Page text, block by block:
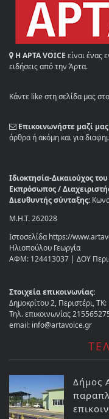
Η ΑΡΤΑ VOICE είναι ένας
ειδήσεις από την Άρτα.
Κάντε like στη σελίδα μας στο
Επικοινωνήστε μαζί μας
άρθρα ή ακόμη και για
Ιδιοκτησία-Δικαιούχος
Εκπρόσωπος /
Διευθυντής σύνταξης:
Μ.Η.Τ. 262028
Ιστοσελίδα https://
Ηλιοπούλου Γεωργία
ΑΦΜ: 124413037 | ΔΟΥ
Στοιχεία επικοινωνίας:
Δημοκρίτου 2, Περιστέρι,
Τηλ. επικοινωνίας
email: info@artavoice.gr
Δήμος